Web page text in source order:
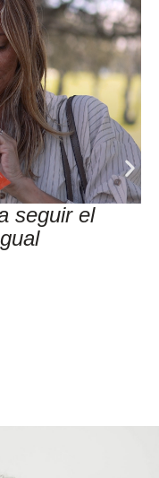
seguir el